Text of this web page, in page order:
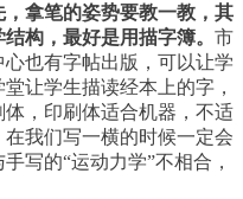
拿笔的姿势要教一教，其
构，最好是用描字簿。 市
也有字帖出版，可以让学
让学生描读经本上的字，
，印刷体适合机器，不适
我们写一横的时候一定会
写的“运动力学”不相合，